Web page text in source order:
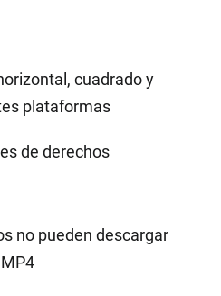
cuadrado y
plataformas
de derechos
no pueden descargar